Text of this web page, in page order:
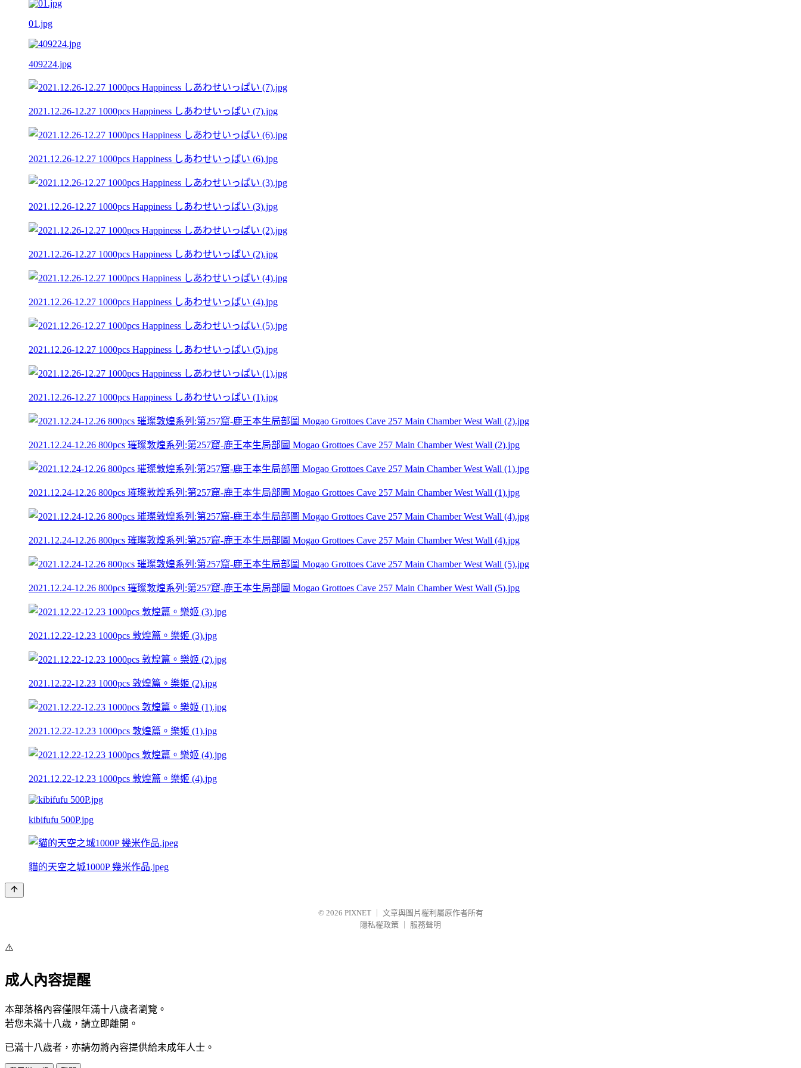
01.jpg
409224.jpg
2021.12.26-12.27 1000pcs Happiness しあわせいっぱい (7).jpg
2021.12.26-12.27 1000pcs Happiness しあわせいっぱい (6).jpg
2021.12.26-12.27 1000pcs Happiness しあわせいっぱい (3).jpg
2021.12.26-12.27 1000pcs Happiness しあわせいっぱい (2).jpg
2021.12.26-12.27 1000pcs Happiness しあわせいっぱい (4).jpg
2021.12.26-12.27 1000pcs Happiness しあわせいっぱい (5).jpg
2021.12.26-12.27 1000pcs Happiness しあわせいっぱい (1).jpg
2021.12.24-12.26 800pcs 璀璨敦煌系列:第257窟-鹿王本生局部圖 Mogao Grottoes Cave 257 Main Chamber West Wall (2).jpg
2021.12.24-12.26 800pcs 璀璨敦煌系列:第257窟-鹿王本生局部圖 Mogao Grottoes Cave 257 Main Chamber West Wall (1).jpg
2021.12.24-12.26 800pcs 璀璨敦煌系列:第257窟-鹿王本生局部圖 Mogao Grottoes Cave 257 Main Chamber West Wall (4).jpg
2021.12.24-12.26 800pcs 璀璨敦煌系列:第257窟-鹿王本生局部圖 Mogao Grottoes Cave 257 Main Chamber West Wall (5).jpg
2021.12.22-12.23 1000pcs 敦煌篇。樂姬 (3).jpg
2021.12.22-12.23 1000pcs 敦煌篇。樂姬 (2).jpg
2021.12.22-12.23 1000pcs 敦煌篇。樂姬 (1).jpg
2021.12.22-12.23 1000pcs 敦煌篇。樂姬 (4).jpg
kibifufu 500P.jpg
貓的天空之城1000P 幾米作品.jpeg
© 2026 PIXNET
文章與圖片權利屬原作者所有
隱私權政策
服務聲明
⚠️
成人內容提醒
本部落格內容僅限年滿十八歲者瀏覽。
若您未滿十八歲，請立即離開。
已滿十八歲者，亦請勿將內容提供給未成年人士。